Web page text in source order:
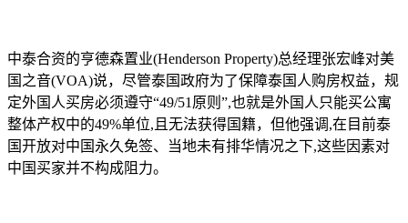
中泰合资的亨德森置业(Henderson Property)总经理张宏峰对美
国之音(VOA)说，尽管泰国政府为了保障泰国人购房权益，规
定外国人买房必须遵守“49/51原则”,也就是外国人只能买公寓
整体产权中的49%单位,且无法获得国籍，但他强调,在目前泰
国开放对中国永久免签、当地未有排华情况之下,这些因素对
中国买家并不构成阻力。